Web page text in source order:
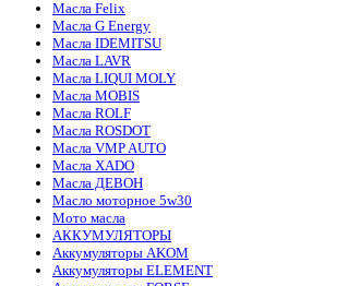
Масла Felix
Масла G Energy
Масла IDEMITSU
Масла LAVR
Масла LIQUI MOLY
Масла MOBIS
Масла ROLF
Масла ROSDOT
Масла VMP AUTO
Масла XADO
Масла ДЕВОН
Масло моторное 5w30
Мото масла
АККУМУЛЯТОРЫ
Аккумуляторы AKOM
Аккумуляторы ELEMENT